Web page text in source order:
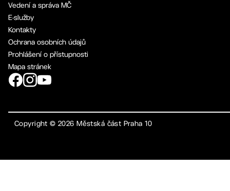
Vedení a správa MČ
E-služby
Kontakty
Ochrana osobních údajů
Prohlášení o přístupnosti
Mapa stránek
Copyright ©2026 Městská část Praha 10